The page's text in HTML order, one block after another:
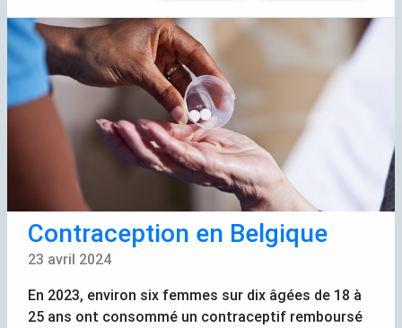
Contraception en Belgique
23 avril 2024
En 2023, environ six femmes sur dix âgées de 18 à
25 ans ont consommé un contraceptif remboursé